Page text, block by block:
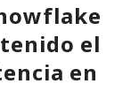
el
en